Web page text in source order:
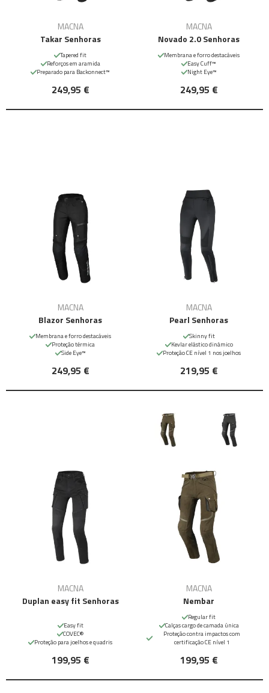
MACNA
Takar Senhoras
Tapered fit
Reforços em aramida
Preparado para Backonnect™
249,95 €
MACNA
Novado 2.0 Senhoras
Membrana e forro destacáveis
Easy Cuff™
Night Eye™
249,95 €
MACNA
Blazor Senhoras
Membrana e forro destacáveis
Proteção térmica
Side Eye™
249,95 €
MACNA
Pearl Senhoras
Skinny fit
Kevlar elástico dinâmico
Proteção CE nível 1 nos joelhos
219,95 €
MACNA
Duplan easy fit Senhoras
Easy fit
COVEC®
Proteção para joelhos e quadris
199,95 €
MACNA
Nembar
Regular fit
Calças cargo de camada única
Proteção contra impactos com
certificação CE nível 1
199,95 €